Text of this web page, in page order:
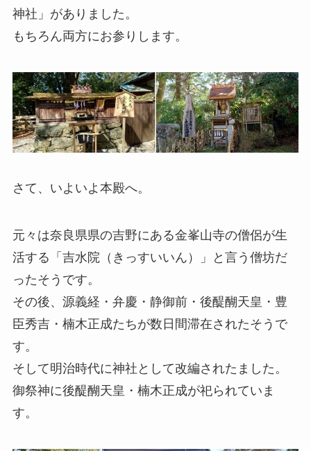
神社」がありました。
もちろん両方にお参りします。
さて、いよいよ本殿へ。
元々は奈良県県の吉野にある金峯山寺の僧侶が生
活する「吉水院（きっすいいん）」と言う僧坊だ
ったそうです。
その後、源義経・弁慶・静御前・後醍醐天皇・豊
臣秀吉・楠木正成たちが数日間滞在されたそうで
す。
そして明治時代に神社として改編されたました。
御祭神に後醍醐天皇・楠木正成が祀られていま
す。